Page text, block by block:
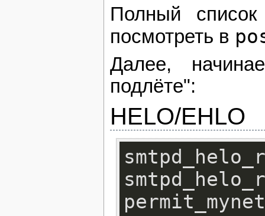
Полный
посмотреть в
Далее,
подлёте":
HELO/EHLO